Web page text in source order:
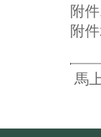
附
附
馬